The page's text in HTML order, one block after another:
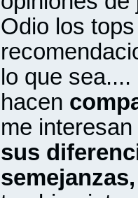
Odio los
lo que
hacen
me
sus